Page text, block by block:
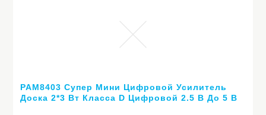
PAM8403 Супер Мини Цифровой Усилитель
Доска 2*3 Вт Класса D Цифровой 2.5 В До 5 В